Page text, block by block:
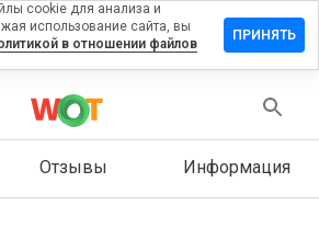
Отзывы Информация
cookie для анализа и
использование сайта, вы
в отношении файлов
ПРИНЯТЬ